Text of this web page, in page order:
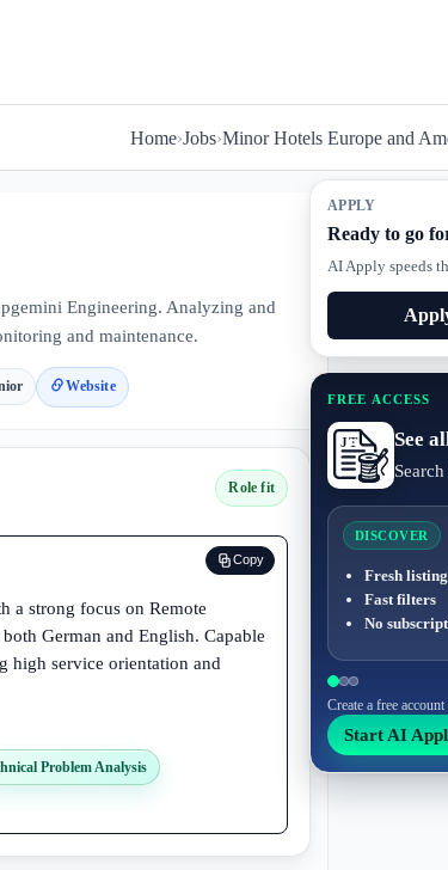
Home›Jobs›Minor Hotels Europe and
APPLY
Ready to go
AI Apply speeds
FREE ACCESS
See
DISCOVER
Fresh
Fast filters
No
Create a free
Start AI
Engineering. Analyzing and
and maintenance.
Website
Role fit
Copy
a strong focus on Remote
German and English. Capable
high service orientation and
Problem Analysis